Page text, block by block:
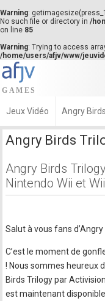
Warning:
No such file or directory in /
on line 85
Warning: Trying to access
/home/users/afjv/www/
Jeux Vidéo Angry Birds
Angry Birds
Angry Birds
Nintendo Wii et
Salut à vous fans d’Angry
C’est le moment de
! Nous sommes heureux
Birds Trilogy par
est maintenant